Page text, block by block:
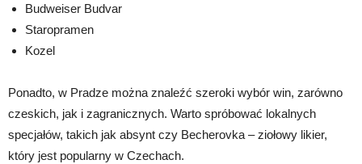
Budweiser Budvar
Staropramen
Kozel
Ponadto, w Pradze można znaleźć szeroki wybór win, zarówno
czeskich, jak i zagranicznych. Warto spróbować lokalnych
specjałów, takich jak absynt czy Becherovka – ziołowy likier,
który jest popularny w Czechach.